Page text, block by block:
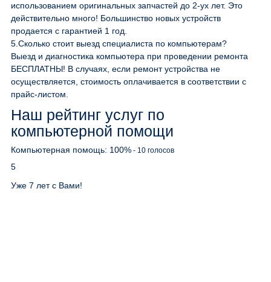
использованием оригинальных запчастей до 2-ух лет. Это
действительно много! Большинство новых устройств
продается с гарантией 1 год.
5. Сколько стоит выезд специалиста по компьютерам?
Выезд и диагностика компьютера при проведении ремонта
БЕСПЛАТНЫ! В случаях, если ремонт устройства не
осуществляется, стоимость оплачивается в соответствии с
прайс-листом.
Наш рейтинг услуг по
компьютерной помощи
Компьютерная помощь: 100% - 10 голосов
5
Уже 7 лет с Вами!